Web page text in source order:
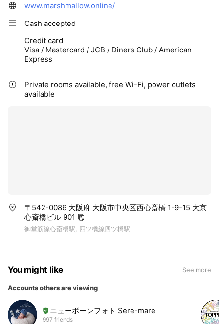
www.marshmallow.online/
Cash accepted
Credit card
Visa / Mastercard / JCB / Diners Club / American
Express
Private rooms available, free Wi-Fi, power outlets
available
〒542-0086 大阪府 大阪市中央区西心斎橋 1-9-15 大京
心斎橋ビル 901
御堂筋線心斎橋駅, 四ツ橋線四ツ橋駅
You might like See more
Accounts others are viewing
ニューボーンフォト Sere-mare
997 friends